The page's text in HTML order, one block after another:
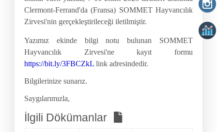
Clermont-Ferrand'da (Fransa) SOMMET Hayvancılık
Zirvesi'nin gerçekleştirileceği iletilmiştir.
Yazımız ekinde bilgi notu bulunan SOMMET
Hayvancılık Zirvesi'ne kayıt formu
https://bit.ly/3FBCZkL link adresindedir.
Bilgilerinize sunarız.
Saygılarımızla,
İlgili Dökümanlar